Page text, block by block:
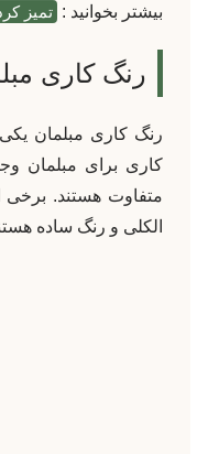
بیشتر بخوانید : تمیز
رنگ کاری
رنگ کاری مبلمان
کاری برای مبلمان
متفاوت هستند. برخی
الکلی و رنگ ساده